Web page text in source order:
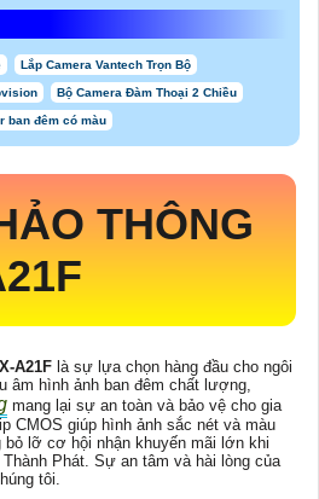
Lắp Camera Vantech Trọn Bộ
Bộ Camera Đàm Thoại 2 Chiều
ban đêm có màu
THÔNG
A21F là sự lựa chọn hàng đầu cho ngôi
âm hình ảnh ban đêm chất lượng,
mang lại sự an toàn và bảo vệ cho gia
CMOS giúp hình ảnh sắc nét và màu
lỡ cơ hội nhận khuyến mãi lớn khi
Phát. Sự an tâm và hài lòng của
tôi.